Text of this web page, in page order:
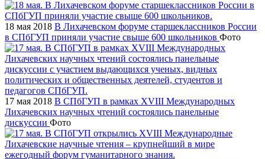
18 мая 2018 В Лихачевском форуме старшеклассников России
в СПбГУП приняли участие свыше 600 школьников Фото
17 мая 2018 В СПбГУП в рамках XVIII Международных
Лихачевских научных чтений состоялись панельные
дискуссии Фото